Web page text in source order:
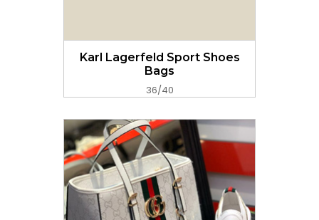
Karl Lagerfeld Sport Shoes
Bags
36/40